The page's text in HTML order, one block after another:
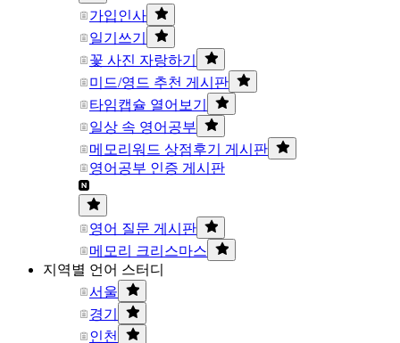
가입인사
일기쓰기
꽃 사진 자랑하기
미드/영드 추천 게시판
타임캡슐 열어보기
일상 속 영어공부
메모리워드 상점후기 게시판
영어공부 인증 게시판
영어 질문 게시판
메모리 크리스마스
지역별 언어 스터디
서울
경기
인천